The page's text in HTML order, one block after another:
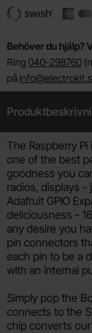
Behöver du hjälp?
Ring 040-298760
på
The Raspberry
one of the best
goodness you
radios, displays -
Adafruit GPIO
deliciousness -
any desire you
pin connectors
each pin to be a
with an internal
Simply pop the
connects to the
chip converts